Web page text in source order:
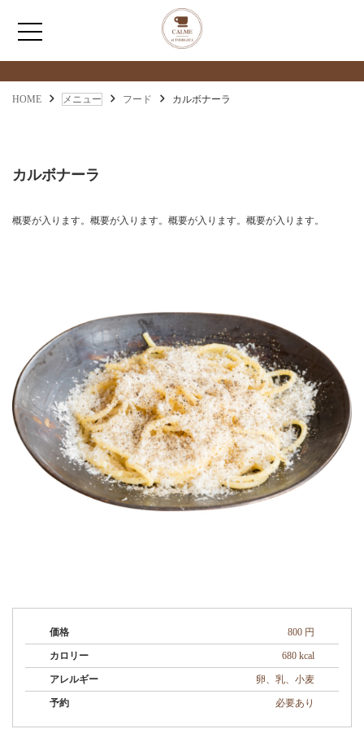
HOME
アクセス
メニュー
MENU
HOME メニュー フード カルボナーラ
カルボナーラ
概要が入ります。概要が入ります。概要が入ります。概要が入ります。
価格 800 円
カロリー 680 kcal
アレルギー 卵、乳、小麦
予約 必要あり